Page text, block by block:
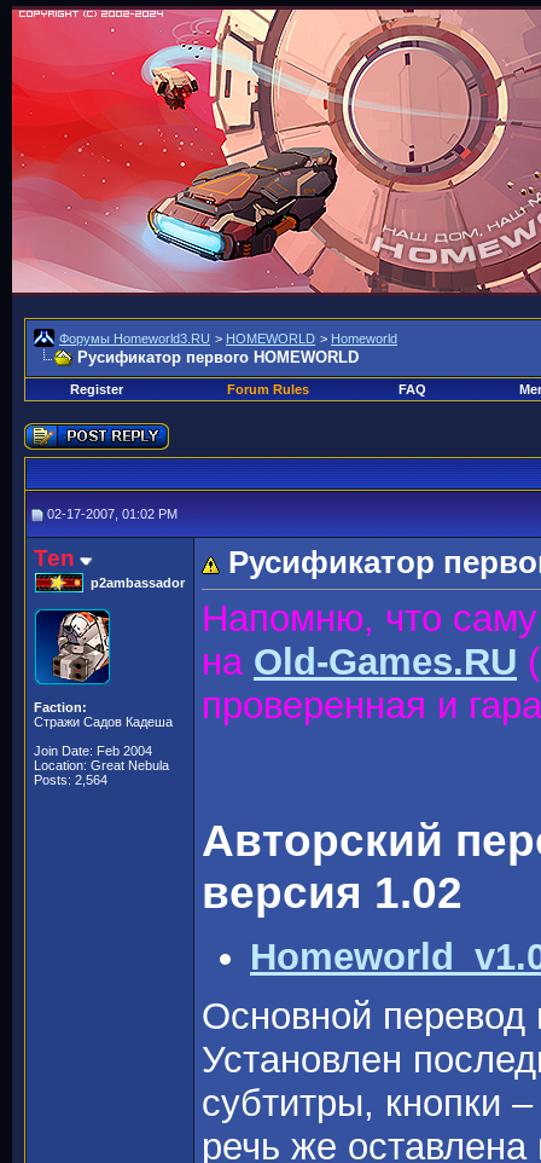
Форумы Homeworld3.RU > HOMEWORLD > Homeworld
Русификатор первого HOMEWORLD
Register Forum Rules FAQ
02-17-2007, 01:02 PM
Ten
p2ambassador
Faction:
Стражи Садов Кадеша
Join Date: Feb 2004
Location: Great Nebula
Posts: 2,564
Русификатор
Напомню, что
на Old-Games.RU
проверенная и
Авторский
версия 1.02
Основной перевод
Установлен
субтитры, кнопки
речь же оставлена